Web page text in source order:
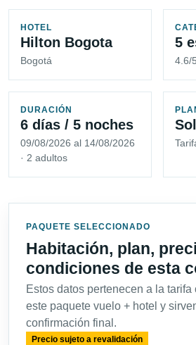
HOTEL
Hilton Bogota
Bogotá
5
4.6/
DURACIÓN
6 días / 5 noches
09/08/2026 al 14/08/2026
· 2 adultos
PAQUETE SELECCIONADO
Habitación, plan,
condiciones de esta
Estos datos pertenecen a la tarifa
este paquete vuelo + hotel y
confirmación final.
Precio sujeto a revalidación